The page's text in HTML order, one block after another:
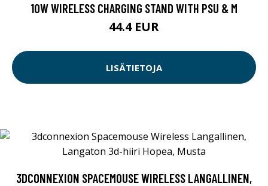
10W WIRELESS CHARGING STAND WITH PSU & M
44.4 EUR
LISÄTIETOJA
3DCONNEXION SPACEMOUSE WIRELESS LANGALLINEN,